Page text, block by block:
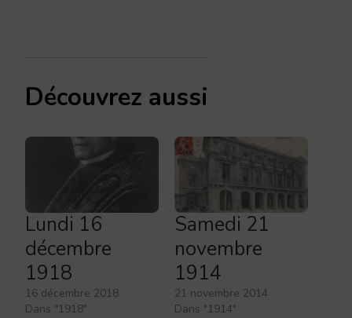
Découvrez aussi
Lundi 16
décembre
1918
16 décembre 2018
Dans "1918"
Samedi 21
novembre
1914
21 novembre 2014
Dans "1914"